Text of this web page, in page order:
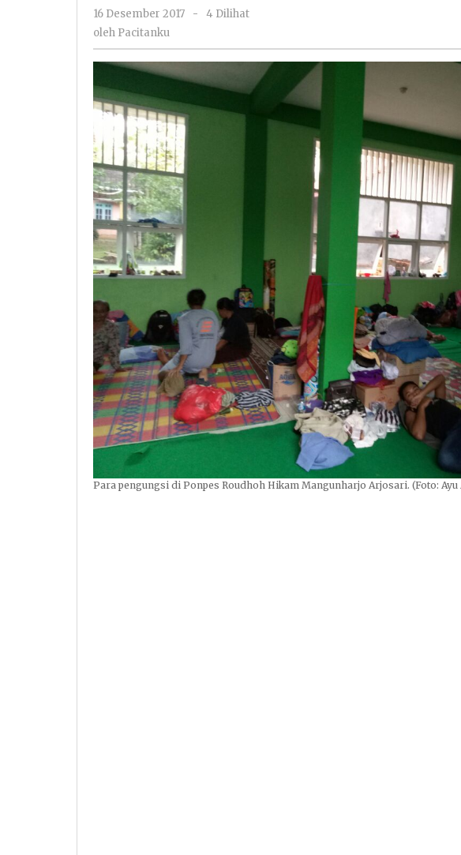
16 Desember 2017
oleh
-
4 Dilihat
oleh Pacitanku
Para pengungsi di Ponpes Roudhoh Hikam Mangunharjo Arjosari. (Foto: Ayu